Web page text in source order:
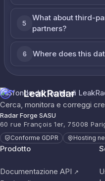
5
What about third-
partners?
6 Where does this
LeakRadar
Cerca, monitora e correggi
Radar Forge SASU
60 rue François 1er, 75008
Conforme GDPR Hosting
Prodotto
Documentazione API ↗